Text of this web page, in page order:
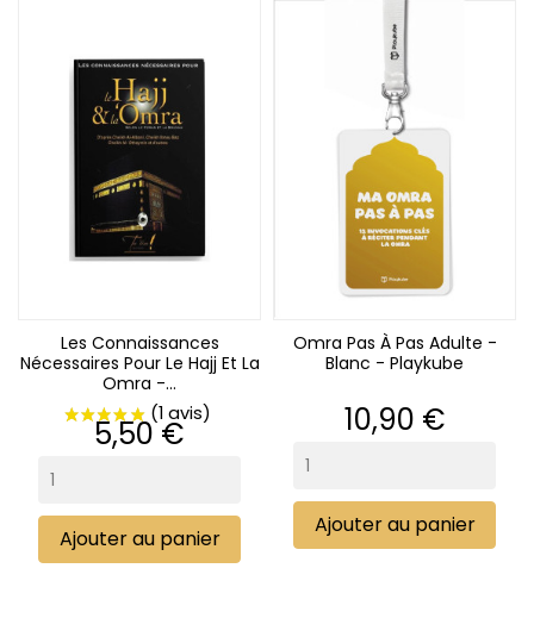
Les Connaissances
Nécessaires Pour Le Hajj Et La
Omra -...
Prix
5,50 €
Ajouter au panier
Omra Pas À Pas Adulte -
Blanc - Playkube
Prix
10,90 €
Ajouter au panier